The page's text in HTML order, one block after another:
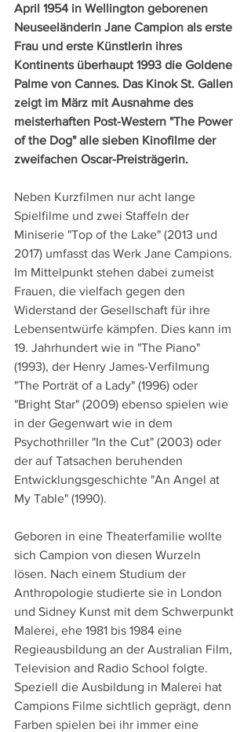
April 1954 in Wellington geborenen
Neuseeländerin Jane Campion als erste
Frau und erste Künstlerin ihres
Kontinents überhaupt 1993 die Goldene
Palme von Cannes. Das Kinok St. Gallen
zeigt im März mit Ausnahme des
meisterhaften Post-Western "The Power
of the Dog" alle sieben Kinofilme der
zweifachen Oscar-Preisträgerin.
Neben Kurzfilmen nur acht lange
Spielfilme und zwei Staffeln der
Miniserie "Top of the Lake" (2013 und
2017) umfasst das Werk Jane Campions.
Im Mittelpunkt stehen dabei zumeist
Frauen, die vielfach gegen den
Widerstand der Gesellschaft für ihre
Lebensentwürfe kämpfen. Dies kann im
19. Jahrhundert wie in "The Piano"
(1993), der Henry James-Verfilmung
"The Porträt of a Lady" (1996) oder
"Bright Star" (2009) ebenso spielen wie
in der Gegenwart wie in dem
Psychothriller "In the Cut" (2003) oder
der auf Tatsachen beruhenden
Entwicklungsgeschichte "An Angel at
My Table" (1990).
Geboren in eine Theaterfamilie wollte
sich Campion von diesen Wurzeln
lösen. Nach einem Studium der
Anthropologie studierte sie in London
und Sidney Kunst mit dem Schwerpunkt
Malerei, ehe 1981 bis 1984 eine
Regieausbildung an der Australian Film,
Television and Radio School folgte.
Speziell die Ausbildung in Malerei hat
Campions Filme sichtlich geprägt, denn
Farben spielen bei ihr immer eine